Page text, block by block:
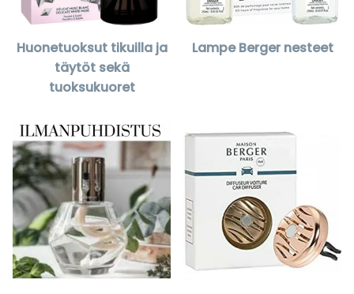
Huonetuoksut tikuilla ja
täytöt sekä
tuoksukuoret
Lampe Berger nesteet